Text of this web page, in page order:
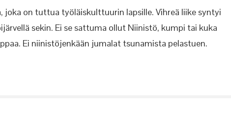
joka on tuttua työläiskulttuurin lapsille. Vihreä liike syntyi
sekin. Ei se sattuma ollut Niinistö, kumpi tai kuka
Ei niinistöjenkään jumalat tsunamista pelastuen.